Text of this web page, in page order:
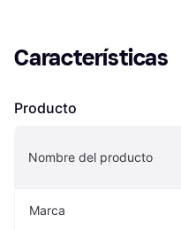
Características
Producto
Nombre del producto
Marca